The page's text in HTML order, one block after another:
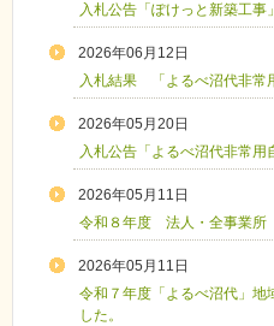
入札公告「ぽけっと新築工事」
2026年06月12日
入札結果 「よるべ沼代非常
2026年05月20日
入札公告「よるべ沼代非常用
2026年05月11日
令和８年度 法人・全事業所
2026年05月11日
令和７年度「よるべ沼代」
した。